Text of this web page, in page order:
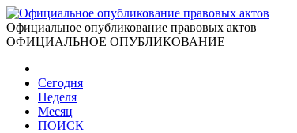
Официальное опубликование правовых актов
ОФИЦИАЛЬНОЕ ОПУБЛИКОВАНИЕ
Сегодня
Неделя
Месяц
ПОИСК